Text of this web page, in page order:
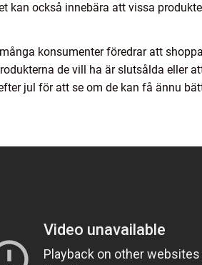
kan också innebära att vissa
konsumenter föredrar att
de vill ha är slutsålda eller
jul för att se om de kan få ännu